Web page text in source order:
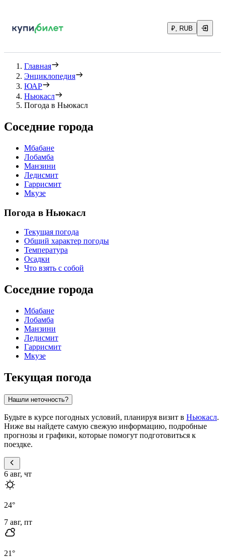
₽, RUB
Главная
Энциклопедия
ЮАР
Ньюкасл
Погода в Ньюкасл
Соседние города
Мбабане
Лобамба
Манзини
Ледисмит
Гаррисмит
Мкузе
Погода в Ньюкасл
Текущая погода
Общий характер погоды
Температура
Осадки
Что взять с собой
Соседние города
Мбабане
Лобамба
Манзини
Ледисмит
Гаррисмит
Мкузе
Текущая погода
Нашли неточность?
Будьте в курсе погодных условий, планируя визит в Ньюкасл.
Ниже вы найдете самую свежую информацию, подробные
прогнозы и графики, которые помогут подготовиться к
поездке.
6 авг, чт
24°
7 авг, пт
21°